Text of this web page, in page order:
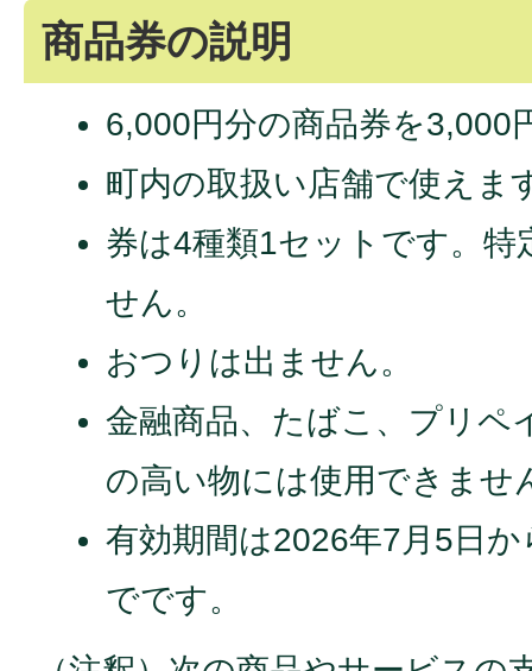
商品券の説明
6,000円分の商品券を3,000
町内の取扱い店舗で使えま
券は4種類1セットです。
せん。
おつりは出ません。
金融商品、たばこ、プリペ
の高い物には使用できませ
有効期間は2026年7月5日
でです。